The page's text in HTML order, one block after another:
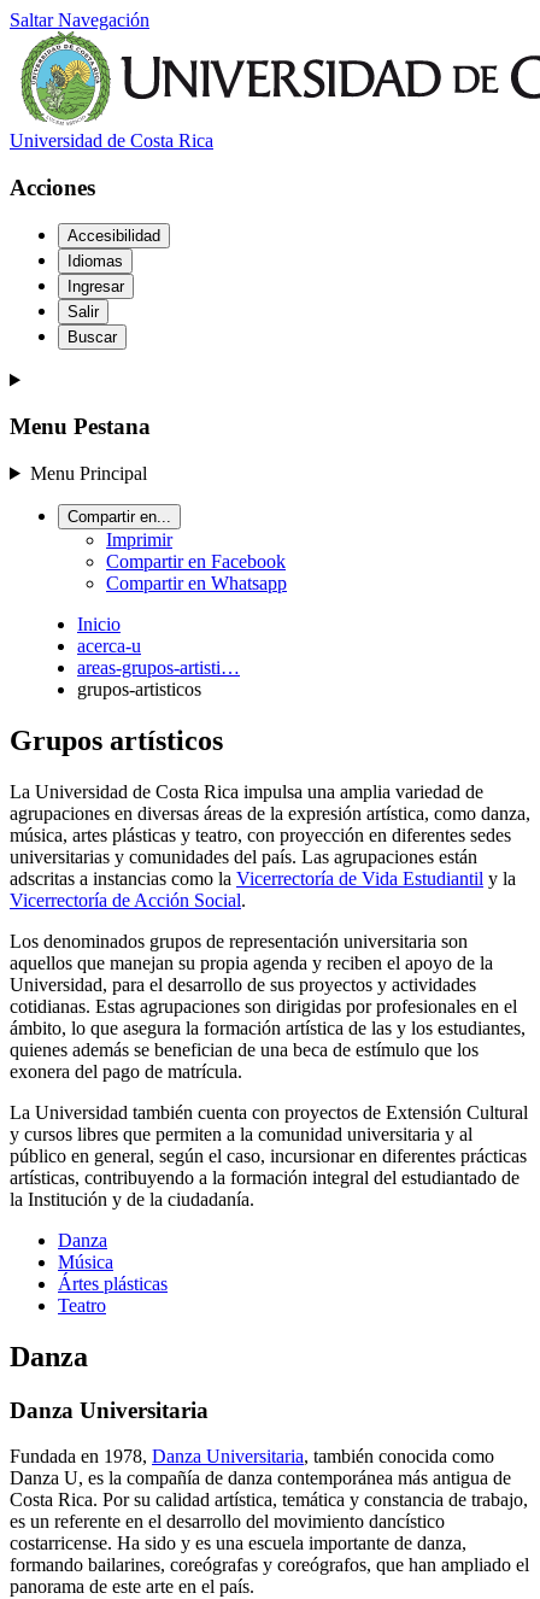
Saltar Navegación
Universidad de Costa Rica
Acciones
Accesibilidad
Idiomas
Ingresar
Salir
Buscar
Menu Pestana
Menu Principal
Compartir en...
Imprimir
Compartir en Facebook
Compartir en Whatsapp
Inicio
acerca-u
areas-grupos-artisti…
grupos-artisticos
Grupos artísticos
La Universidad de Costa Rica impulsa una amplia variedad de
agrupaciones en diversas áreas de la expresión artística, como danza,
música, artes plásticas y teatro, con proyección en diferentes sedes
universitarias y comunidades del país. Las agrupaciones están
adscritas a instancias como la Vicerrectoría de Vida Estudiantil y la
Vicerrectoría de Acción Social.
Los denominados grupos de representación universitaria son
aquellos que manejan su propia agenda y reciben el apoyo de la
Universidad, para el desarrollo de sus proyectos y actividades
cotidianas. Estas agrupaciones son dirigidas por profesionales en el
ámbito, lo que asegura la formación artística de las y los estudiantes,
quienes además se benefician de una beca de estímulo que los
exonera del pago de matrícula.
La Universidad también cuenta con proyectos de Extensión Cultural
y cursos libres que permiten a la comunidad universitaria y al
público en general, según el caso, incursionar en diferentes prácticas
artísticas, contribuyendo a la formación integral del estudiantado de
la Institución y de la ciudadanía.
Danza
Música
Ártes plásticas
Teatro
Danza
Danza Universitaria
Fundada en 1978, Danza Universitaria, también conocida como
Danza U, es la compañía de danza contemporánea más antigua de
Costa Rica. Por su calidad artística, temática y constancia de trabajo,
es un referente en el desarrollo del movimiento dancístico
costarricense. Ha sido y es una escuela importante de danza,
formando bailarines, coreógrafas y coreógrafos, que han ampliado el
panorama de este arte en el país.